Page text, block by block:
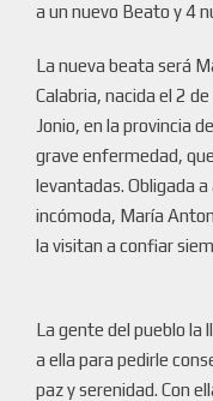
a un nuevo Beato y 4
La nueva beata será
Calabria, nacida el 2
Jonio, en la provincia
grave enfermedad,
levantadas. Obligada
incómoda, María
la visitan a confiar
La gente del pueblo la
a ella para pedirle
paz y serenidad. Con